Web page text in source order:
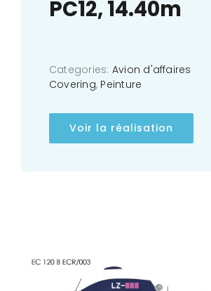
PC12, 14.40m
Categories: Avion d'affaires
Covering, Peinture
Voir la réalisation